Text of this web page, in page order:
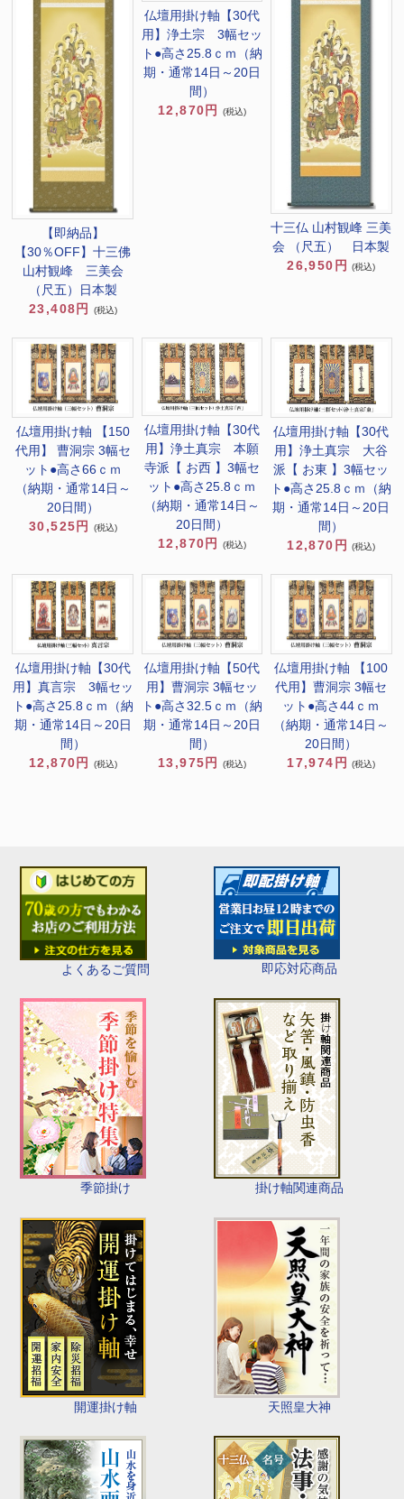
よくあるご質問 即応対応商品
季節掛け 掛け軸関連商品
開運掛け軸 天照皇大神
【即納品】
【30％OFF】十三佛
山村観峰 三美会
（尺五）日本製
23,408円
(税込)
仏壇用掛け軸【30代
用】浄土宗 3幅セッ
ト●高さ25.8ｃｍ（納
期・通常14日～20日
間）
12,870円
(税込)
十三仏 山村観峰 三美
会 （尺五） 日本製
26,950円
(税込)
仏壇用掛け軸 【150
代用】 曹洞宗 3幅セ
ット●高さ66ｃｍ
（納期・通常14日～
20日間）
30,525円
(税込)
仏壇用掛け軸【30代
用】浄土真宗 本願
寺派【 お西 】3幅セ
ット●高さ25.8ｃｍ
（納期・通常14日～
20日間）
12,870円
(税込)
仏壇用掛け軸【30代
用】浄土真宗 大谷
派【 お東 】3幅セッ
ト●高さ25.8ｃｍ（納
期・通常14日～20日
間）
12,870円
(税込)
仏壇用掛け軸【30代
用】真言宗 3幅セッ
ト●高さ25.8ｃｍ（納
期・通常14日～20日
間）
12,870円
(税込)
仏壇用掛け軸【50代
用】曹洞宗 3幅セッ
ト●高さ32.5ｃｍ（納
期・通常14日～20日
間）
13,975円
(税込)
仏壇用掛け軸 【100
代用】曹洞宗 3幅セ
ット●高さ44ｃｍ
（納期・通常14日～
20日間）
17,974円
(税込)